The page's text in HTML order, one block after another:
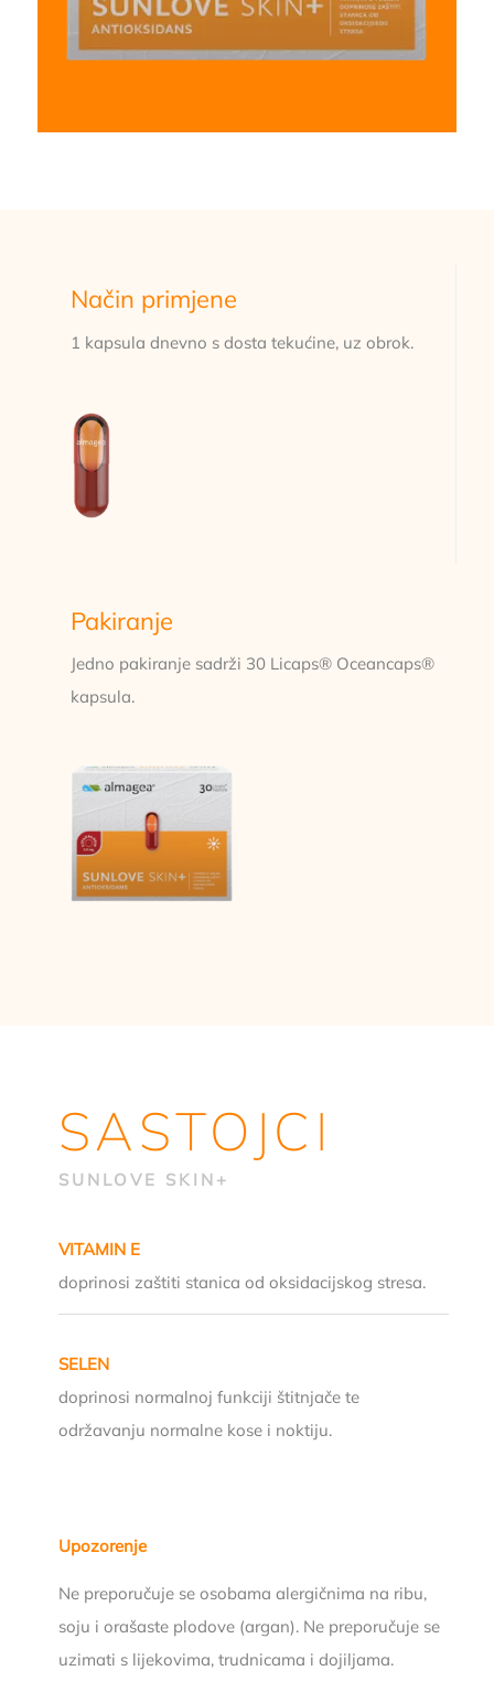
Način primjene
1 kapsula dnevno s dosta tekućine, uz obrok.
Pakiranje
Jedno pakiranje sadrži 30 Licaps® Oceancaps®
kapsula.
SASTOJCI
SUNLOVE SKIN+
VITAMIN E
doprinosi zaštiti stanica od oksidacijskog stresa.
SELEN
doprinosi normalnoj funkciji štitnjače te
održavanju normalne kose i noktiju.
Upozorenje
Ne preporučuje se osobama alergičnima na ribu,
soju i orašaste plodove (argan). Ne preporučuje se
uzimati s lijekovima, trudnicama i dojiljama.